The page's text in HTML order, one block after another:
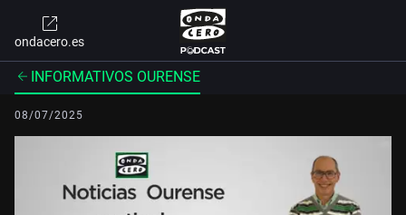
ondacero.es
INFORMATIVOS OURENSE
08/07/2025